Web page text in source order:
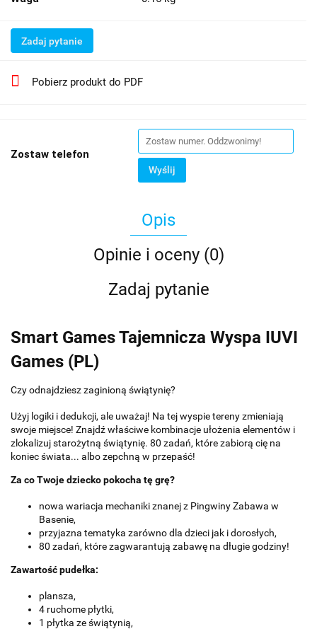
Zadaj pytanie
Pobierz produkt do PDF
Zostaw telefon
Wyślij
Opis
Opinie i oceny (0)
Zadaj pytanie
Smart Games Tajemnicza Wyspa IUVI
Games (PL)
Czy odnajdziesz zaginioną świątynię?
Użyj logiki i dedukcji, ale uważaj! Na tej wyspie tereny zmieniają
swoje miejsce! Znajdź właściwe kombinacje ułożenia elementów i
zlokalizuj starożytną świątynię. 80 zadań, które zabiorą cię na
koniec świata... albo zepchną w przepaść!
Za co Twoje dziecko pokocha tę grę?
nowa wariacja mechaniki znanej z Pingwiny Zabawa w
Basenie,
przyjazna tematyka zarówno dla dzieci jak i dorosłych,
80 zadań, które zagwarantują zabawę na długie godziny!
Zawartość pudełka:
plansza,
4 ruchome płytki,
1 płytka ze świątynią,